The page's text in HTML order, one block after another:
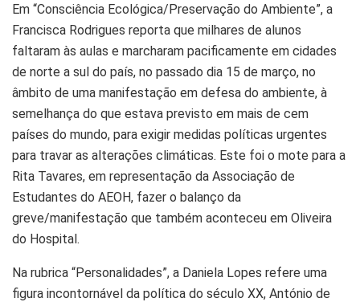
Em “Consciência Ecológica/Preservação do Ambiente”, a
Francisca Rodrigues reporta que milhares de alunos
faltaram às aulas e marcharam pacificamente em cidades
de norte a sul do país, no passado dia 15 de março, no
âmbito de uma manifestação em defesa do ambiente, à
semelhança do que estava previsto em mais de cem
países do mundo, para exigir medidas políticas urgentes
para travar as alterações climáticas. Este foi o mote para a
Rita Tavares, em representação da Associação de
Estudantes do AEOH, fazer o balanço da
greve/manifestação que também aconteceu em Oliveira
do Hospital.
Na rubrica “Personalidades”, a Daniela Lopes refere uma
figura incontornável da política do século XX, António de